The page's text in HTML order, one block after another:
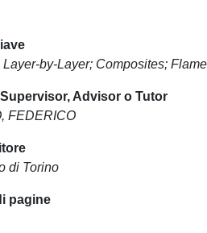
by-Layer; Composites;
Advisor o Tutor
FEDERICO
di Torino
pagine